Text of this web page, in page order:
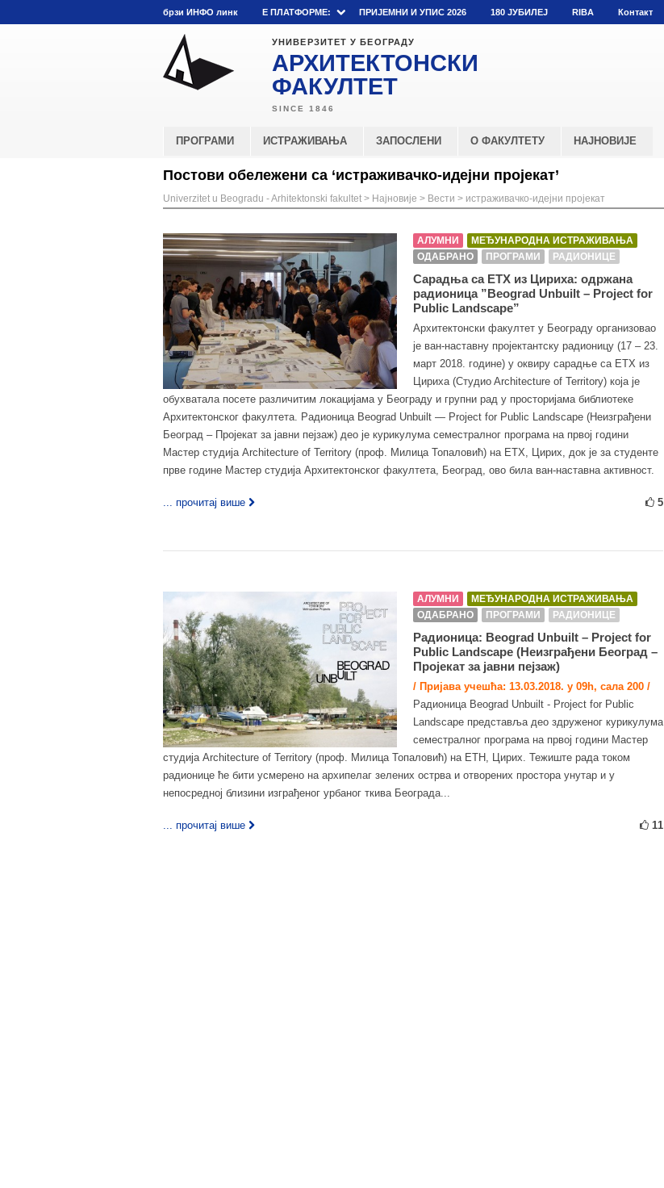
брзи ИНФО линк E ПЛАТФОРМЕ: ПРИЈЕМНИ И УПИС 2026 180 ЈУБИЛЕЈ RIBA Контакт
УНИВЕРЗИТЕТ У БЕОГРАДУ
АРХИТЕКТОНСКИ
ФАКУЛТЕТ
ПРОГРАМИ ИСТРАЖИВАЊА ЗАПОСЛЕНИ О ФАКУЛТЕТУ НАЈНОВИЈЕ
Постови обележени са ‘истраживачко-идејни пројекат’
Univerzitet u Beogradu - Arhitektonski fakultet > Најновије > Вести > истраживачко-идејни пројекат
АЛУМНИ
МЕЂУНАРОДНА ИСТРАЖИВАЊА
ОДАБРАНО
ПРОГРАМИ РАДИОНИЦЕ
Сарадња са ЕТХ из Цириха: одржана
радионица ”Beograd Unbuilt – Project for
Public Landscape”
Архитектонски факултет у Београду организовао
је ван-наставну пројектантску радионицу (17 – 23.
март 2018. године) у оквиру сарадње са ЕТХ из
Цириха (Студиo Architecture of Territory) која је
обухватала посете различитим локацијама у Београду и групни рад у просторијама библиотеке
Архитектонског факултета. Радионица Beograd Unbuilt — Project for Public Landscape (Неизграђени
Београд – Пројекат за јавни пејзаж) део је курикулума семестралног програма на првој години
Мастер студија Architecture of Territory (проф. Милица Топаловић) на ЕТХ, Цирих, док је за студенте
прве године Мастер студија Архитектонског факултета, Београд, ово била ван-наставна активност.
... прочитај више 5
АЛУМНИ
МЕЂУНАРОДНА ИСТРАЖИВАЊА
ОДАБРАНО
ПРОГРАМИ РАДИОНИЦЕ
Радионица: Beograd Unbuilt – Project for
Public Landscape (Неизграђени Београд –
Пројекат за јавни пејзаж)
/ Пријава учешћа: 13.03.2018. у 09h, сала 200 /
Радионица Beograd Unbuilt - Project for Public
Landscape представља део здруженог курикулума
семестралног програма на првој години Мастер
студија Architecture of Territory (проф. Милица Топаловић) на ETH, Цирих. Тежиште рада током
радионице ће бити усмерено на архипелаг зелених острва и отворених простора унутар и у
непосредној близини изграђеног урбаног ткива Београда...
... прочитај више 11